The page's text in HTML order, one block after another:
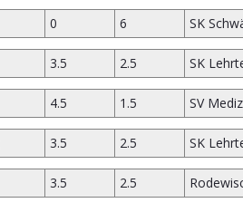
0 6 SK
3.5 2.5 SK
4.5 1.5 SV
3.5 2.5 SK
3.5 2.5